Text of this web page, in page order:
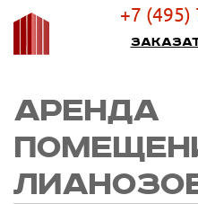
+7 (495)
АРЕНДА